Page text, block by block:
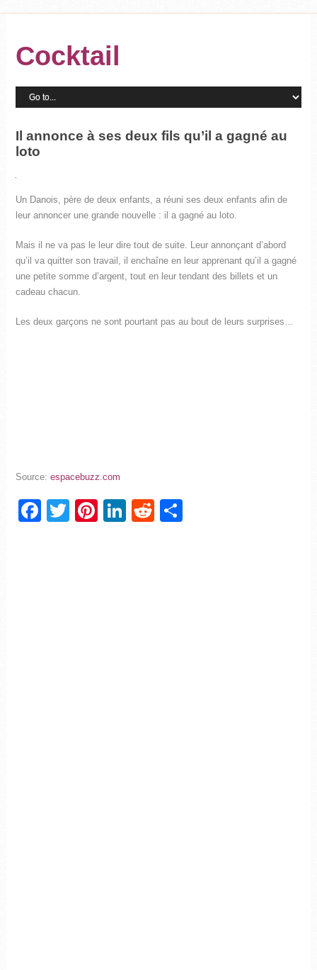
Cocktail
Il annonce à ses deux fils qu’il a gagné au
loto
Un Danois, père de deux enfants, a réuni ses deux enfants afin de
leur annoncer une grande nouvelle : il a gagné au loto.
Mais il ne va pas le leur dire tout de suite. Leur annonçant d’abord
qu’il va quitter son travail, il enchaîne en leur apprenant qu’il a gagné
une petite somme d’argent, tout en leur tendant des billets et un
cadeau chacun.
Les deux garçons ne sont pourtant pas au bout de leurs surprises…
Source: espacebuzz.com
Facebook
TwitterPinterest
LinkedIn
Reddit